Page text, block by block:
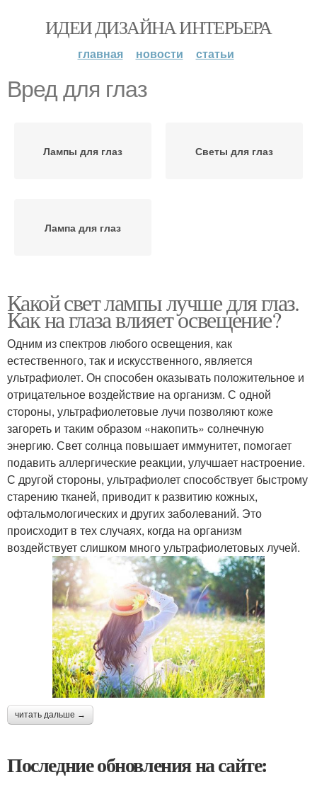
ИДЕИ ДИЗАЙНА ИНТЕРЬЕРА
главная новости статьи
Вред для глаз
Лампы для глаз Светы для глаз
Лампа для глаз
Какой свет лампы лучше для глаз.
Как на глаза влияет освещение?
Одним из спектров любого освещения, как
естественного, так и искусственного, является
ультрафиолет. Он способен оказывать положительное и
отрицательное воздействие на организм. С одной
стороны, ультрафиолетовые лучи позволяют коже
загореть и таким образом «накопить» солнечную
энергию. Свет солнца повышает иммунитет, помогает
подавить аллергические реакции, улучшает настроение.
С другой стороны, ультрафиолет способствует быстрому
старению тканей, приводит к развитию кожных,
офтальмологических и других заболеваний. Это
происходит в тех случаях, когда на организм
воздействует слишком много ультрафиолетовых лучей.
читать дальше →
Последние обновления на сайте: